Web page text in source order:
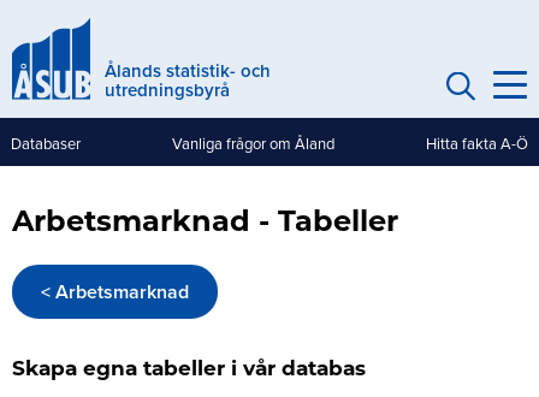
till
huvudinnehållÅlands statistik- och
utredningsbyrå
Genvägar
Databaser Vanliga frågor om Åland Hitta fakta A-Ö
Arbetsmarknad - Tabeller
< Arbetsmarknad
Skapa egna tabeller i vår databas